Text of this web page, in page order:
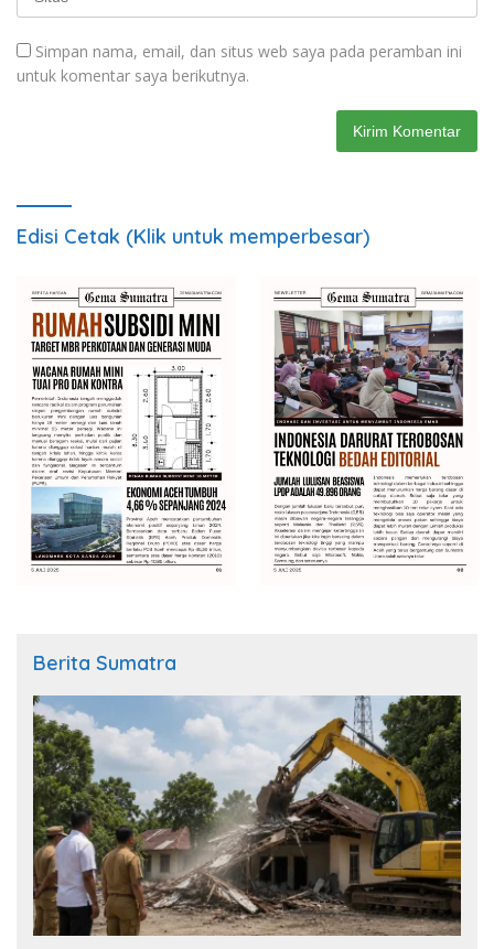
Simpan nama, email, dan situs web saya pada peramban ini
untuk komentar saya berikutnya.
Edisi Cetak (Klik untuk memperbesar)
Berita Sumatra